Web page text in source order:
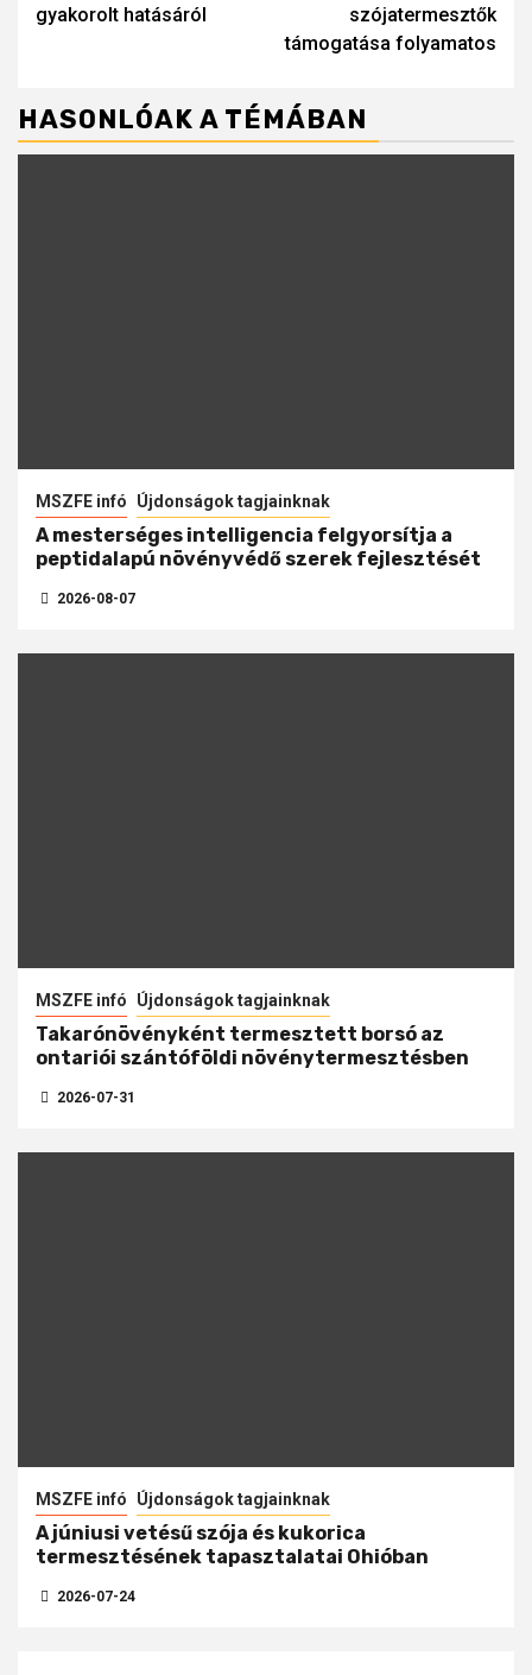
gyakorolt hatásáról
szójatermesztők
támogatása folyamatos
HASONLÓAK A TÉMÁBAN
MSZFE infó Újdonságok tagjainknak
A mesterséges intelligencia felgyorsítja a
peptidalapú növényvédő szerek fejlesztését
2026-08-07
MSZFE infó Újdonságok tagjainknak
Takarónövényként termesztett borsó az
ontariói szántóföldi növénytermesztésben
2026-07-31
MSZFE infó Újdonságok tagjainknak
A júniusi vetésű szója és kukorica
termesztésének tapasztalatai Ohióban
2026-07-24